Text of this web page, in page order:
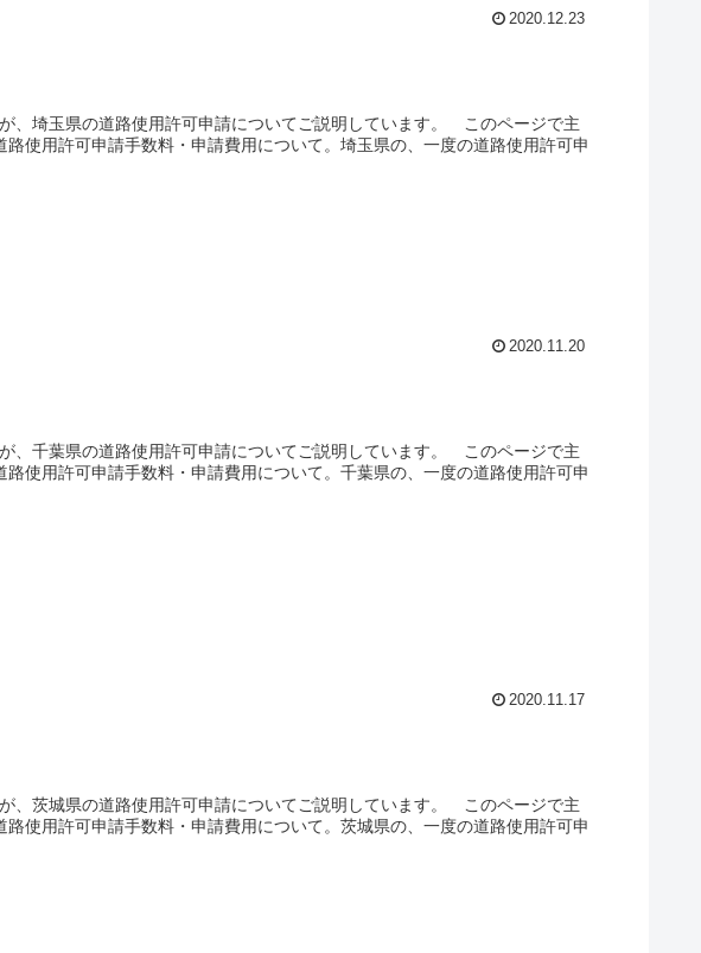
2020.12.23
、埼玉県の道路使用許可申請についてご説明しています。 このページで主
使用許可申請手数料・申請費用について。埼玉県の、一度の道路使用許可申
2020.11.20
、千葉県の道路使用許可申請についてご説明しています。 このページで主
使用許可申請手数料・申請費用について。千葉県の、一度の道路使用許可申
2020.11.17
、茨城県の道路使用許可申請についてご説明しています。 このページで主
使用許可申請手数料・申請費用について。茨城県の、一度の道路使用許可申